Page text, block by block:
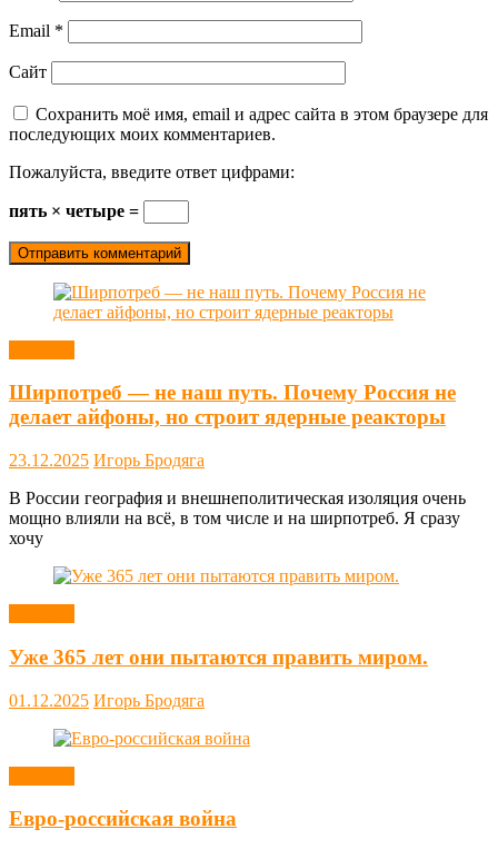
Email *
Сайт
Сохранить моё имя, email и адрес сайта в этом браузере для
последующих моих комментариев.
Пожалуйста, введите ответ цифрами:
пять × четыре =
Ширпотреб — не наш путь. Почему Россия не
делает айфоны, но строит ядерные реакторы
23.12.2025 Игорь Бродяга
В России география и внешнеполитическая изоляция очень
мощно влияли на всё, в том числе и на ширпотреб. Я сразу
хочу
Уже 365 лет они пытаются править миром.
01.12.2025 Игорь Бродяга
Евро-российская война